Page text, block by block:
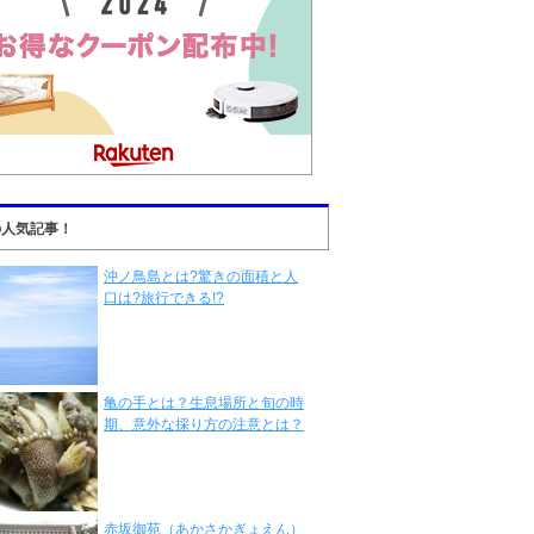
気記事！
沖ノ鳥島とは?驚きの面積と人
口は?旅行できる!?
亀の手とは？生息場所と旬の時
期、意外な採り方の注意とは？
赤坂御苑（あかさかぎょえん）